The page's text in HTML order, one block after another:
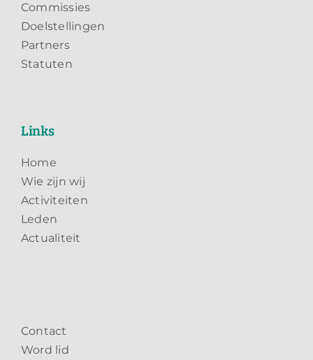
Commissies
Doelstellingen
Partners
Statuten
Links
Home
Wie zijn wij
Activiteiten
Leden
Actualiteit
Contact
Word lid